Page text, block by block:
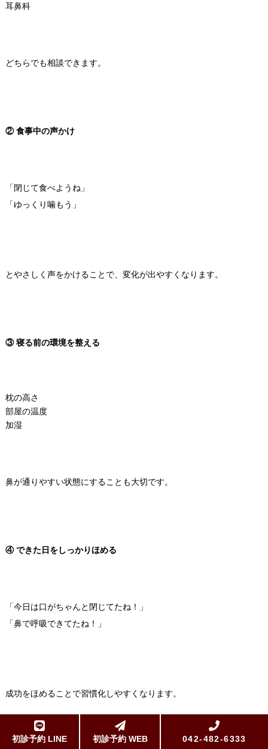
耳鼻科
どちらでも相談できます。
② 食事中の声かけ
「閉じて食べようね」
「ゆっくり噛もう」
とやさしく声をかけることで、変化が出やすくなります。
③ 寝る前の環境を整える
枕の高さ
部屋の温度
加湿
鼻が通りやすい状態にすることも大切です。
④ できた日をしっかりほめる
「今日は口がちゃんと閉じてたね！」
「鼻で呼吸できてたね！」
成功をほめることで習慣化しやすくなります。
初診予約 LINE 初診予約 WEB 042-482-6333